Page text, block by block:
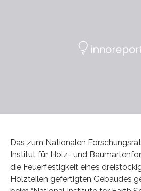
Das zum Nationalen
Institut für Holz- und
die Feuerfestigkeit eines
Holzteilen gefertigten Gebäudes